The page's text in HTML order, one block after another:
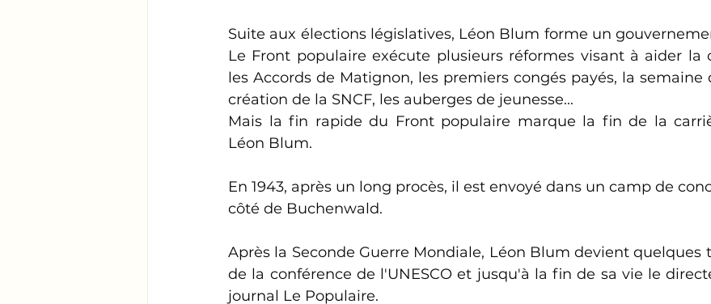
Suite aux élections législatives, Léon Blum forme un
Le Front populaire exécute plusieurs réformes visant à aider la
les Accords de Matignon, les premiers congés payés, la semaine
création de la SNCF, les auberges de jeunesse...
Mais la fin rapide du Front populaire marque la fin de la
Léon Blum.
En 1943, après un long procès, il est envoyé dans un camp de
côté de Buchenwald.
Après la Seconde Guerre Mondiale, Léon Blum devient quelques
de la conférence de l'UNESCO et jusqu'à la fin de sa vie le
journal Le Populaire.